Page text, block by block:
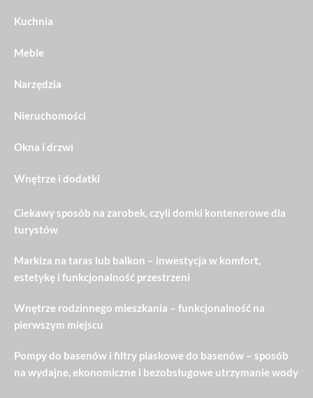
Kuchnia
Meble
Narzędzia
Nieruchomości
Okna i drzwi
Wnętrze i dodatki
Ciekawy sposób na zarobek, czyli domki kontenerowe dla
turystów
Markiza na taras lub balkon – inwestycja w komfort,
estetykę i funkcjonalność przestrzeni
Wnętrze rodzinnego mieszkania – funkcjonalność na
pierwszym miejscu
Pompy do basenów i filtry piaskowe do basenów – sposób
na wydajne, ekonomiczne i bezobsługowe utrzymanie wody